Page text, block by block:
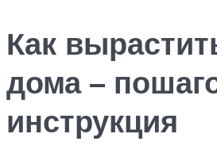
Как
дома –
инструкция